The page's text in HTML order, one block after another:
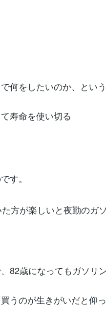
何をしたいのか、とい
寿命を使い切る
す。
方が楽しいと夜勤のガ
82歳になってもガソリ
うのが生きがいだと仰